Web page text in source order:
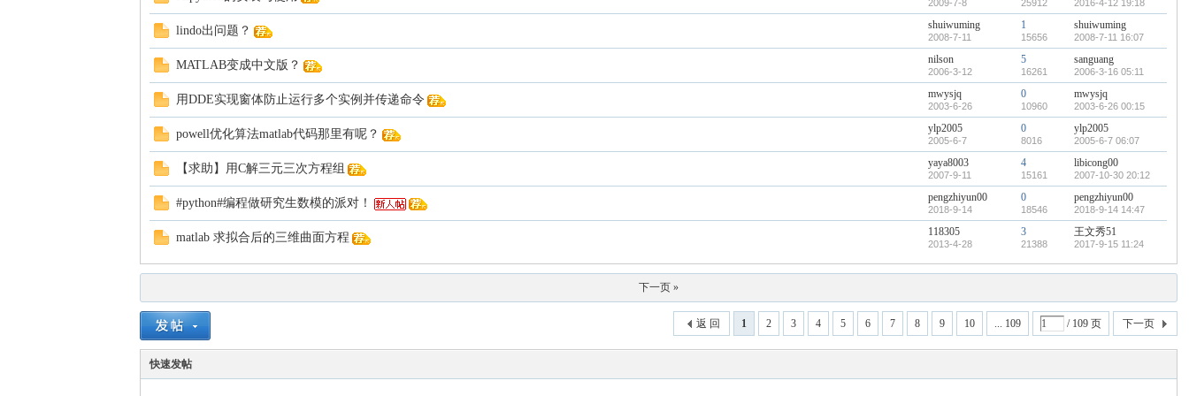
2009-7-8 25912 2016-4-12 19:18
lindo出问题？ shuiwuming
2008-7-11
1
15656
shuiwuming
2008-7-11 16:07
MATLAB变成中文版？ nilson
2006-3-12
5
16261
sanguang
2006-3-16 05:11
用DDE实现窗体防止运行多个实例并传递命令 mwysjq
2003-6-26
0
10960
mwysjq
2003-6-26 00:15
powell优化算法matlab代码那里有呢？ ylp2005
2005-6-7
0
8016
ylp2005
2005-6-7 06:07
【求助】用C解三元三次方程组 yaya8003
2007-9-11
4
15161
libicong00
2007-10-30 20:12
#python#编程做研究生数模的派对！ pengzhiyun00
2018-9-14
0
18546
pengzhiyun00
2018-9-14 14:47
matlab 求拟合后的三维曲面方程 118305
2013-4-28
3
21388
王文秀51
2017-9-15 11:24
下一页 »
1 2 3 4 5 6 7 8 9 10 ... 109 / 109 页 下一页
返 回
快速发帖